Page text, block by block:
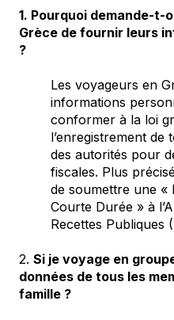
1. Pourquoi demande-t-
Grèce de fournir leurs
?
Les voyageurs en
informations
conformer à la loi
l’enregistrement de
des autorités pour
fiscales. Plus
de soumettre une «
Courte Durée » à
Recettes Publiques
2. Si je voyage en
données de tous les
famille ?